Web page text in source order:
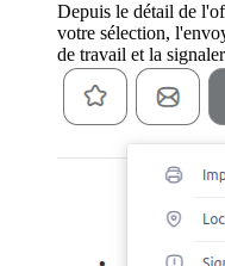
Depuis le détail de
votre sélection,
de travail et la